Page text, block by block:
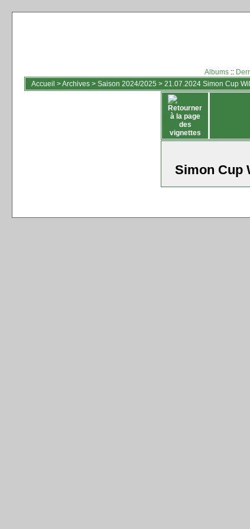
Albums ::
Accueil >Archives > Saison 2024/2025 > 21.07.2024 Simon Cup
Simon Cup